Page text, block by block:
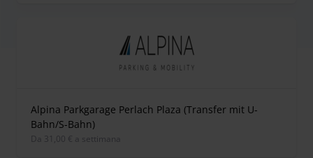
Alpina Parkgarage Perlach Plaza (Transfer mit U-
Bahn/S-Bahn)
Da 31,00 € a settimana